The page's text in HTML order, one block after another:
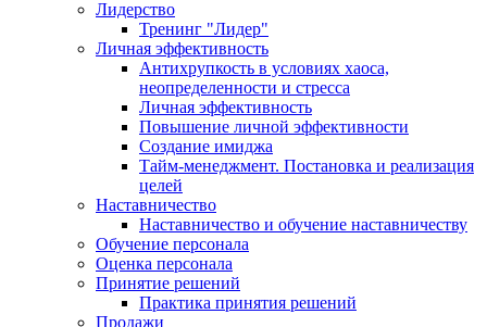
Лидерство
Тренинг "Лидер"
Личная эффективность
Антихрупкость в условиях хаоса,
неопределенности и стресса
Личная эффективность
Повышение личной эффективности
Создание имиджа
Тайм-менеджмент. Постановка и реализация
целей
Наставничество
Наставничество и обучение наставничеству
Обучение персонала
Оценка персонала
Принятие решений
Практика принятия решений
Продажи